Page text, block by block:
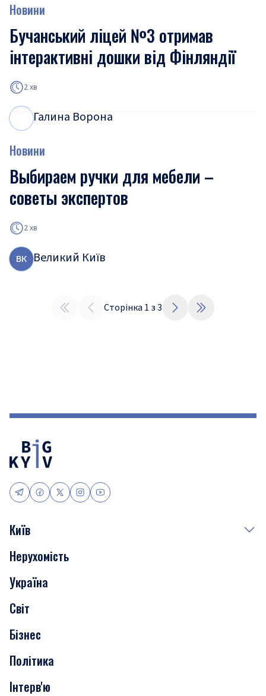
Новини
Бучанський ліцей №3 отримав
інтерактивні дошки від Фінляндії
2 хв
Галина Ворона
Новини
Выбираем ручки для мебели –
советы экспертов
2 хв
ВК Великий Київ
Сторінка 1 з3
Київ
Події
Скандали
Нерухомість
Транспорт
Нерухомість
Україна
Світ
Бізнес
Політика
Інтерв'ю